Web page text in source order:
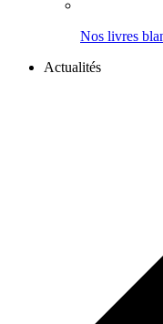
Nos livres
Actualités